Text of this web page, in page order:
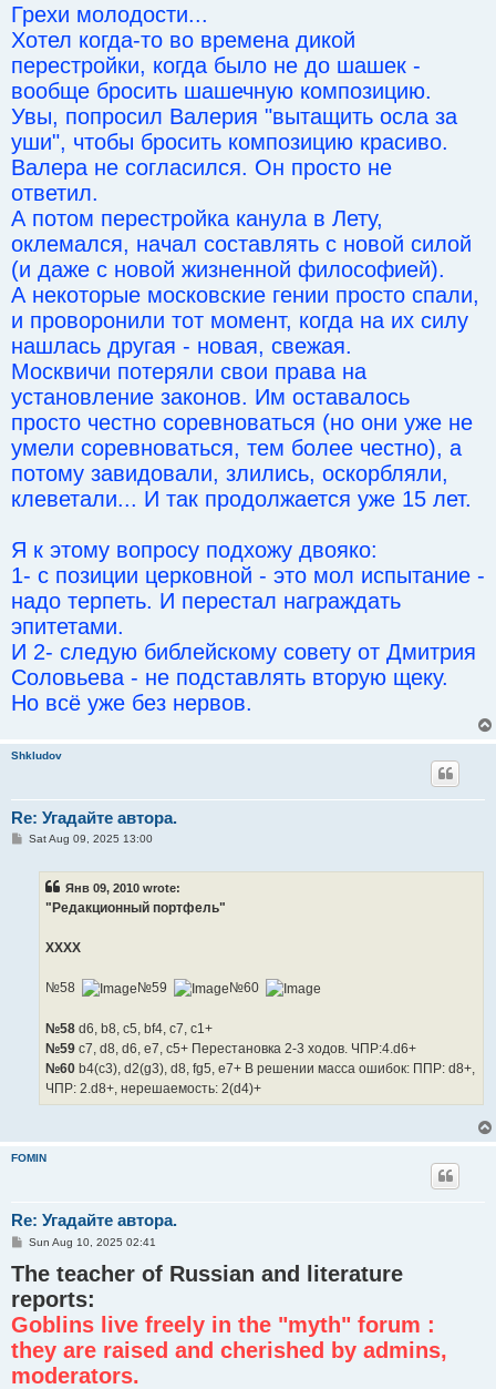
Грехи молодости...
Хотел когда-то во времена дикой
перестройки, когда было не до шашек -
вообще бросить шашечную композицию.
Увы, попросил Валерия "вытащить осла за
уши", чтобы бросить композицию красиво.
Валера не согласился. Он просто не
ответил.
А потом перестройка канула в Лету,
оклемался, начал составлять с новой силой
(и даже с новой жизненной философией).
А некоторые московские гении просто спали,
и проворонили тот момент, когда на их силу
нашлась другая - новая, свежая.
Москвичи потеряли свои права на
установление законов. Им оставалось
просто честно соревноваться (но они уже не
умели соревноваться, тем более честно), а
потому завидовали, злились, оскорбляли,
клеветали... И так продолжается уже 15 лет.
Я к этому вопросу подхожу двояко:
1- с позиции церковной - это мол испытание -
надо терпеть. И перестал награждать
эпитетами.
И 2- следую библейскому совету от Дмитрия
Соловьева - не подставлять вторую щеку.
Но всё уже без нервов.
Shkludov
Re: Угадайте автора.
PSat Aug 09, 2025 13:00
Янв 09, 2010 wrote:
"Редакционный портфель"
ХХХХ
№58 №59 №60
№58 d6, b8, c5, bf4, c7, c1+
№59 c7, d8, d6, e7, c5+ Перестановка 2-3 ходов. ЧПР:4.d6+
№60 b4(c3), d2(g3), d8, fg5, e7+ В решении масса ошибок: ППР: d8+,
ЧПР: 2.d8+, нерешаемость: 2(d4)+
FOMIN
Re: Угадайте автора.
P
s
t
Sun Aug 10, 2025 02:41
The teacher of Russian and literature
reports:
Goblins live freely in the "myth" forum :
they are raised and cherished by admins,
moderators.